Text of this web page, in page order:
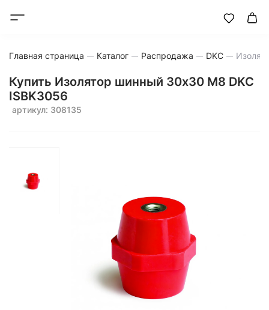
Главная страница Каталог Распродажа DKC
Купить Изолятор шинный 30х30 М8 DKC
ISBK3056
артикул: 308135